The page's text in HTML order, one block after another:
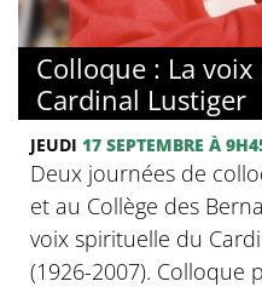
Colloque : La
Cardinal Lustiger
JEUDI 17 SEPTEMBRE À
Deux journées de
et au Collège des
voix spirituelle du
(1926-2007). Colloque